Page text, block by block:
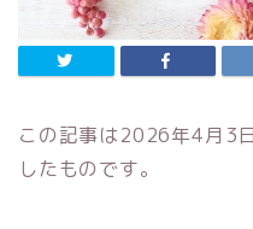
この記事は2026年4月3
したものです。